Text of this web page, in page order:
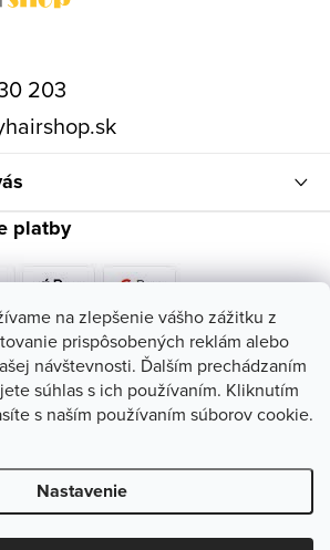
na zlepšenie vášho zážitku z
prispôsobených reklám alebo
návštevnosti. Ďalším prechádzaním
súhlas s ich používaním. Kliknutím
s naším používaním súborov cookie.
Nastavenie
203
platby
. Všetky práva vyhradené.Upraviť
nastavenie cookies